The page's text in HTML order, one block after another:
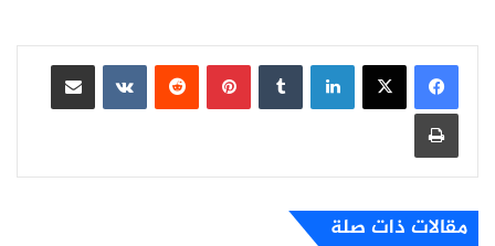
لينكدإن بينتيريست
مشاركة عبر البريد
طباعة
مقالات ذات صلة